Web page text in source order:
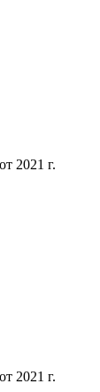
2021 г.
2021 г.